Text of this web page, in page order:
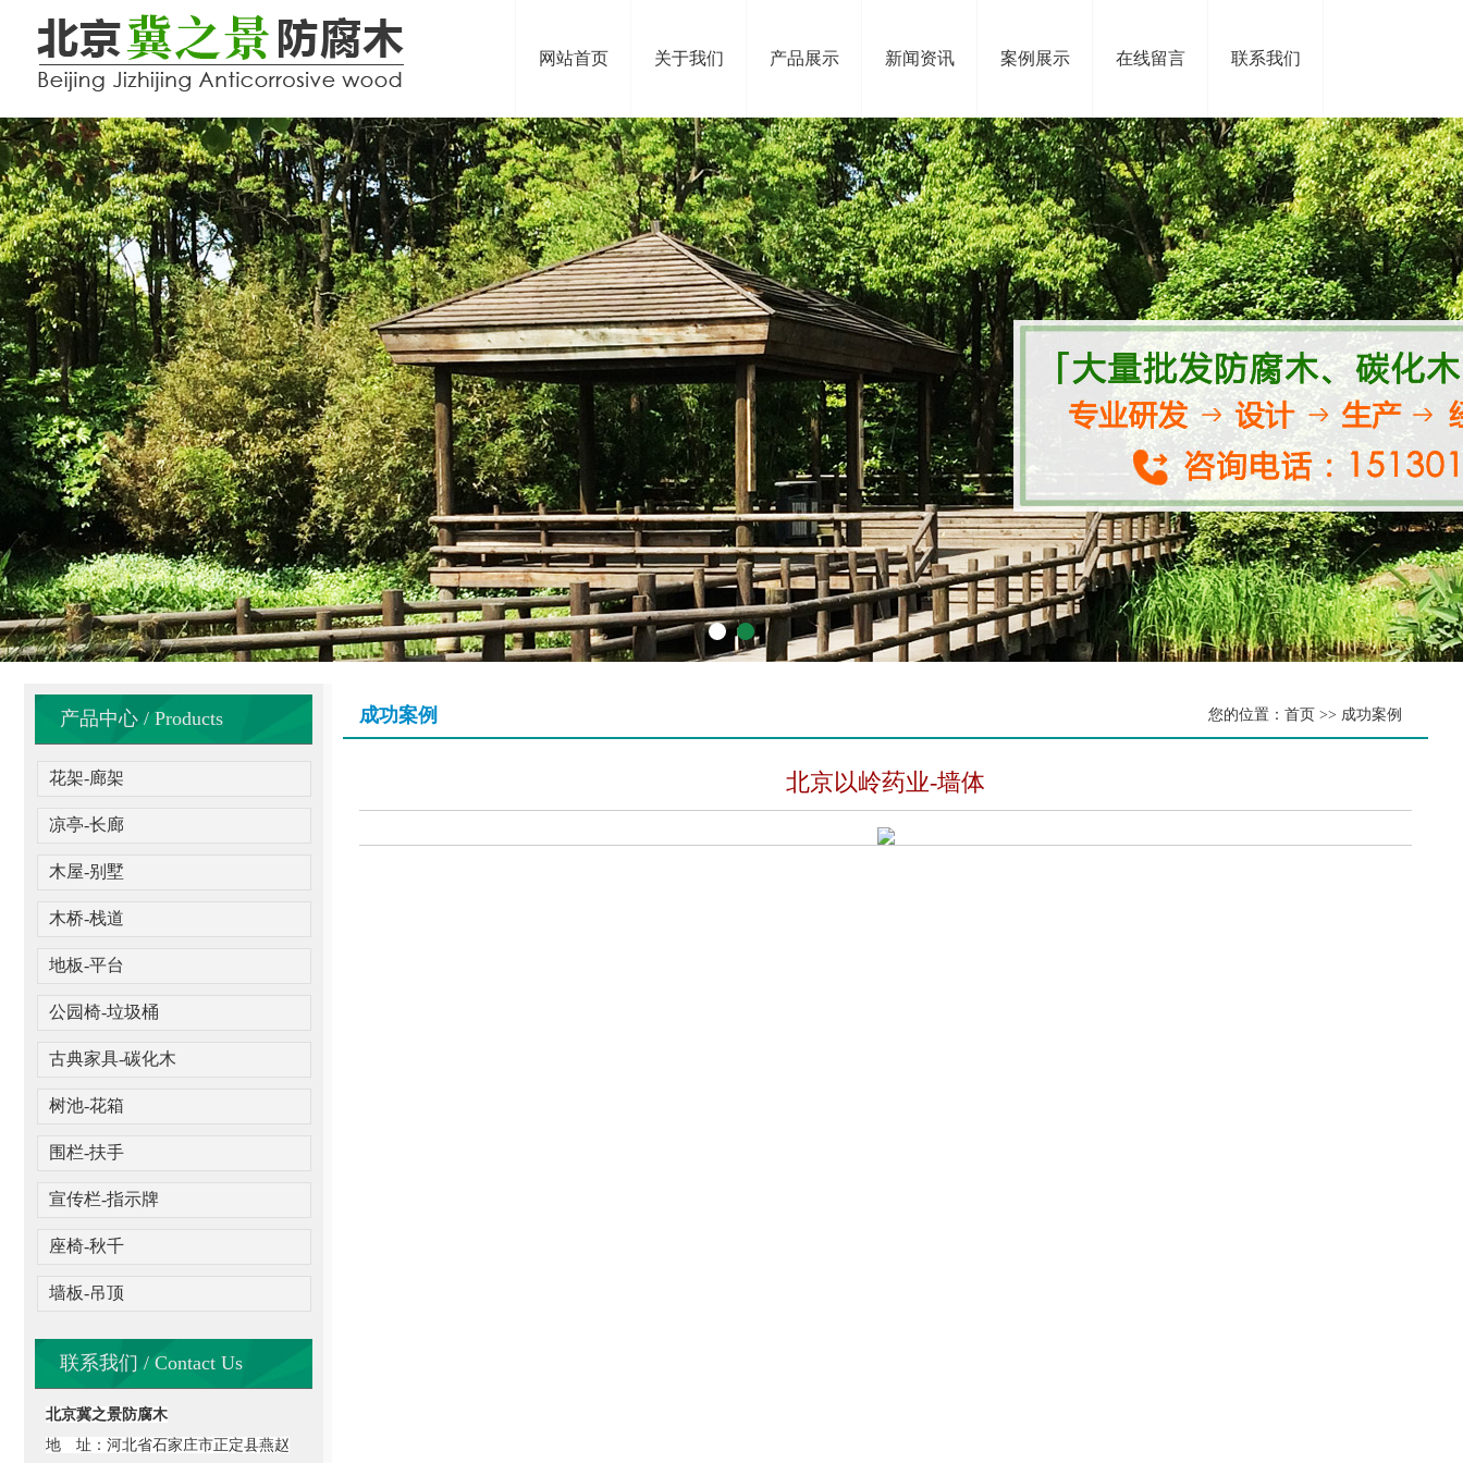
网站首页 关于我们 产品展示 新闻资讯 案例展示 在线留言 联系我们
1 2
产品中心 / Products
花架-廊架
凉亭-长廊
木屋-别墅
木桥-栈道
地板-平台
公园椅-垃圾桶
古典家具-碳化木
树池-花箱
围栏-扶手
宣传栏-指示牌
座椅-秋千
墙板-吊顶
联系我们 / Contact Us
北京冀之景防腐木
地 址：河北省石家庄市正定县燕赵
成功案例 您的位置：首页 >> 成功案例
北京以岭药业-墙体